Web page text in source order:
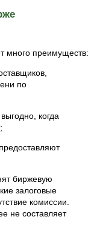
много преимуществ:
по
когда
биржевую
залоговые
комиссии.
не составляет